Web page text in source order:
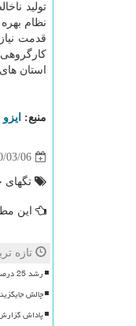
تولید
قدمت
استان
منبع:
03/06
تگهای
این
تازه
رشد 25 درصدی مالیات تولید فشار مالیاتی به سایر حوزه ها منتقل شد
چالش
پاداش